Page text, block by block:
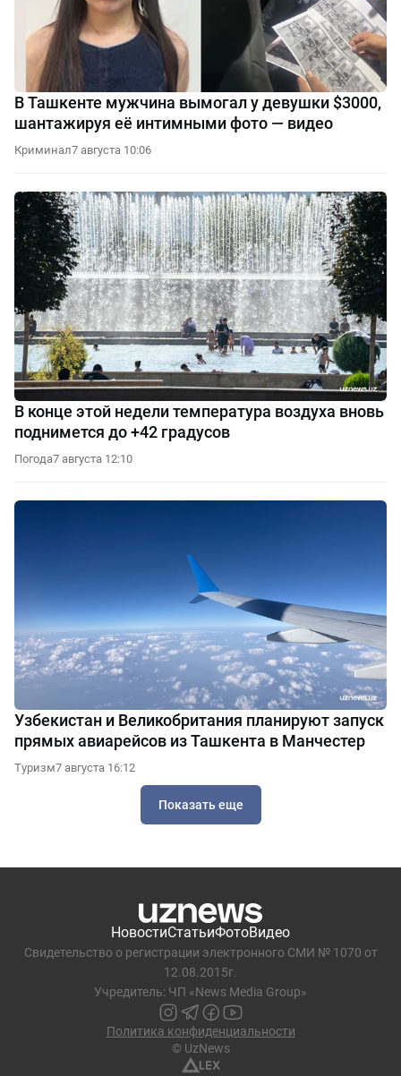
В Ташкенте мужчина вымогал у девушки $3000,
шантажируя её интимными фото — видео
Криминал7 августа 10:06
В конце этой недели температура воздуха вновь
поднимется до +42 градусов
Погода7 августа 12:10
Узбекистан и Великобритания планируют запуск
прямых авиарейсов из Ташкента в Манчестер
Туризм7 августа 16:12
Показать еще
НовостиСтатьиФотоВидео
Свидетельство о регистрации электронного СМИ № 1070 от
12.08.2015г.
Учредитель: ЧП «News Media Group»
Политика конфиденциальности
© UzNews